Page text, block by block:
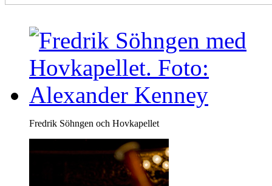
Fredrik Söhngen och Hovkapellet